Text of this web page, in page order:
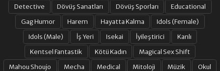
Detective
Dövüş Sanatları Dövüş Sporları
Educational
Gag Humor
Harem Hayatta Kalma
Idols (Female)
Idols (Male)
İş Yeri Isekai İyileştirici
Kanlı
Kentsel Fantastik
Kötü Kadın
Magical Sex Shift
Mahou Shoujo
Mecha Medical Mitoloji Müzik
Okul